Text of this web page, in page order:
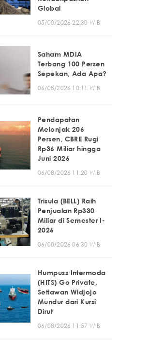
Global
05/08/2026 22:30 WIB
Saham MDIA
Terbang 100 Persen
Sepekan, Ada Apa?
06/08/2026 10:11 WIB
Pendapatan
Melonjak 206
Persen, CBRE Rugi
Rp36 Miliar hingga
Juni 2026
06/08/2026 11:20 WIB
Trisula (BELL) Raih
Penjualan Rp330
Miliar di Semester I-
2026
06/08/2026 06:30 WIB
Humpuss Intermoda
(HITS) Go Private,
Setiawan Widjojo
Mundur dari Kursi
Dirut
06/08/2026 11:57 WIB